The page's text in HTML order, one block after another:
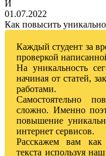
И
01.07.2022
Как повысить
Каждый студент за
проверкой
На уникальность
начиная от статей,
работами.
Самостоятельно
сложно. Именно
повышение
интернет сервисов.
Расскажем вам как
текста используя